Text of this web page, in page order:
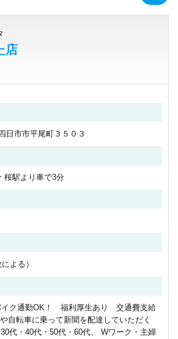
店
日市市平尾町３５０３
桜駅より車で3分
よる）
ク通勤OK！ 福利厚生あり 交通費支給
自転車に乗って新聞を配達していただく
代・40代・50代・60代、 Wワーク・主婦